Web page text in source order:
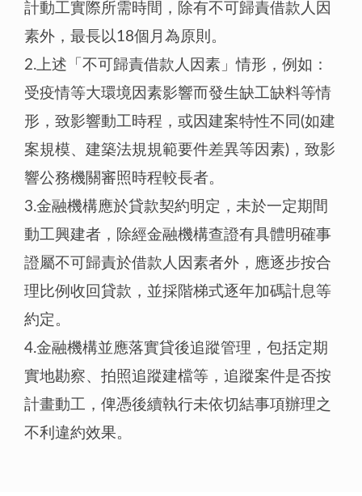
計動工實際所需時間，除有不可歸責借款人因
素外，最長以18個月為原則。
2.上述「不可歸責借款人因素」情形，例如：
受疫情等大環境因素影響而發生缺工缺料等情
形，致影響動工時程，或因建案特性不同(如建
案規模、建築法規規範要件差異等因素)，致影
響公務機關審照時程較長者。
3.金融機構應於貸款契約明定，未於一定期間
動工興建者，除經金融機構查證有具體明確事
證屬不可歸責於借款人因素者外，應逐步按合
理比例收回貸款，並採階梯式逐年加碼計息等
約定。
4.金融機構並應落實貸後追蹤管理，包括定期
實地勘察、拍照追蹤建檔等，追蹤案件是否按
計畫動工，俾憑後續執行未依切結事項辦理之
不利違約效果。